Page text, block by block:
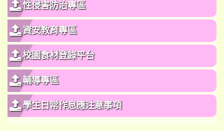
性侵害防治專區
資安教育專區
校園食材登錄平台
輔導專區
學生日常作息應注意事項